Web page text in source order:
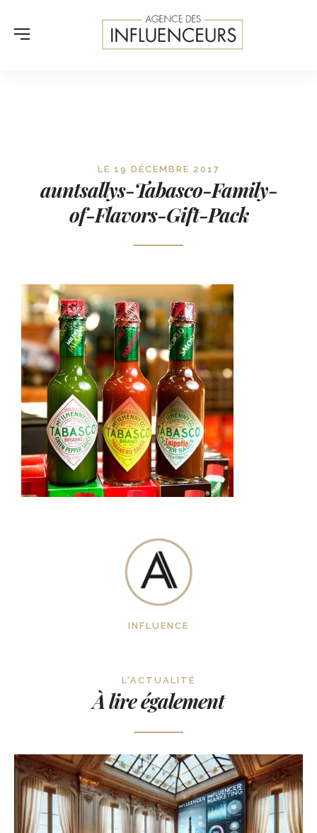
INFLUENCE
LE 19 DÉCEMBRE 2017
auntsallys-Tabasco-Family-
of-Flavors-Gift-Pack
L'ACTUALITÉ
À lire également